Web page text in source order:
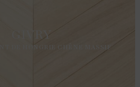
GIVRY
DE HONGRIE CHÊNE MASSIF